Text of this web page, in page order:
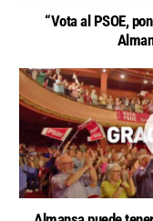
“Vota al PSOE,